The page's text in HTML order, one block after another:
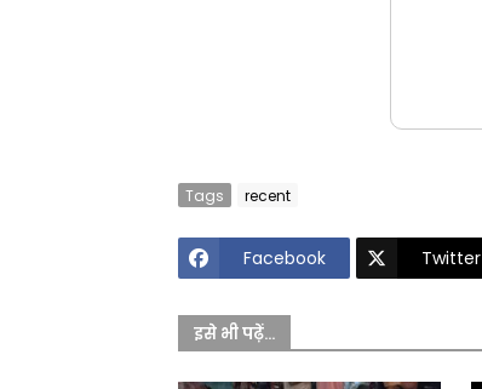
Tags recent
Facebook Twitter
इसे भी पढ़ें...